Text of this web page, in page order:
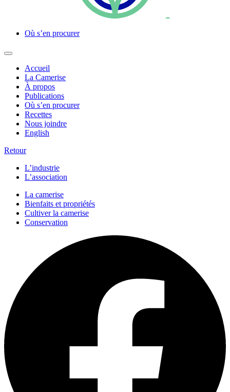
Où s’en procurer
Accueil
La Camerise
À propos
Publications
Où s’en procurer
Recettes
Nous joindre
English
Retour
L’industrie
L’association
La camerise
Bienfaits et propriétés
Cultiver la camerise
Conservation